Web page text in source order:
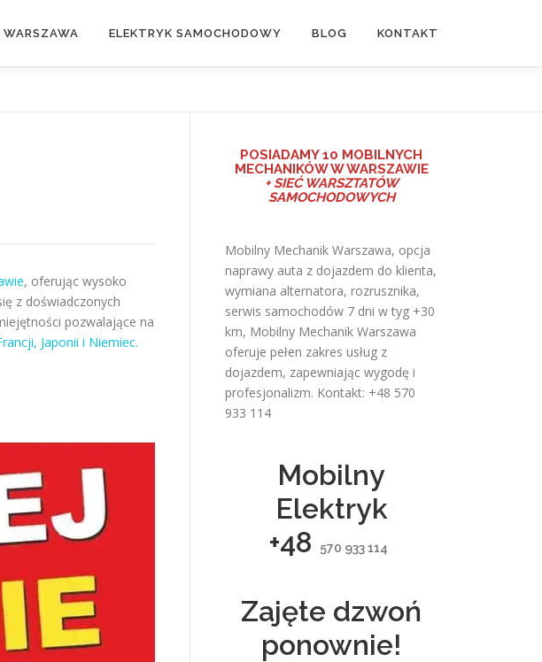
WARSZAWA ELEKTRYK SAMOCHODOWY BLOG KONTAKT
, oferując wysoko
z doświadczonych
pozwalające na
Japonii i Niemiec.
POSIADAMY 10 MOBILNYCH
MECHANIKÓW W WARSZAWIE
+ SIEĆ WARSZTATÓW
SAMOCHODOWYCH
Mobilny Mechanik Warszawa, opcja
naprawy auta z dojazdem do klienta,
wymiana alternatora, rozrusznika,
serwis samochodów 7 dni w tyg +30
km, Mobilny Mechanik Warszawa
oferuje pełen zakres usług z
dojazdem, zapewniając wygodę i
profesjonalizm. Kontakt: +48 570
933 114
Mobilny
Elektryk
+48
570 933 114
Zajęte dzwoń
ponownie!